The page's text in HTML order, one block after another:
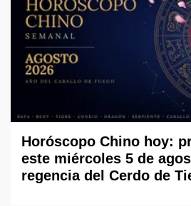
Horóscopo Chino hoy:
este miércoles 5 de
regencia del Cerdo de